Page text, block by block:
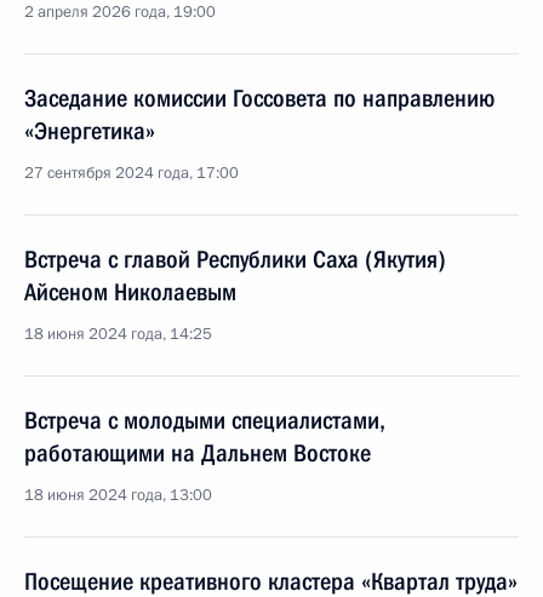
2 апреля 2026 года, 19:00
Заседание комиссии Госсовета по направлению
«Энергетика»
27 сентября 2024 года, 17:00
Встреча с главой Республики Саха (Якутия)
Айсеном Николаевым
18 июня 2024 года, 14:25
Встреча с молодыми специалистами,
работающими на Дальнем Востоке
18 июня 2024 года, 13:00
Посещение креативного кластера «Квартал труда»